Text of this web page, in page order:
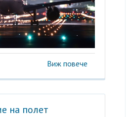
Виж повече
на полет